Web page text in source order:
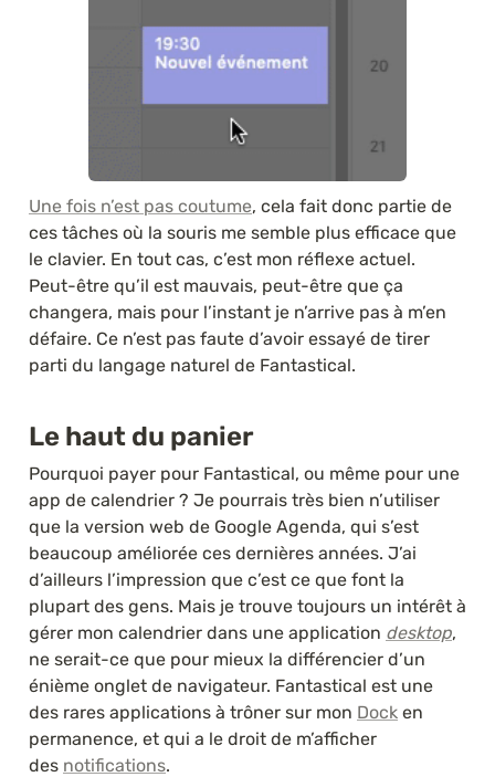
Une fois n’est pas coutume, cela fait donc partie de
ces tâches où la souris me semble plus efficace que
le clavier. En tout cas, c’est mon réflexe actuel.
Peut-être qu’il est mauvais, peut-être que ça
changera, mais pour l’instant je n’arrive pas à m’en
défaire. Ce n’est pas faute d’avoir essayé de tirer
parti du langage naturel de Fantastical.
Le haut du panier
Pourquoi payer pour Fantastical, ou même pour une
app de calendrier ? Je pourrais très bien n’utiliser
que la version web de Google Agenda, qui s’est
beaucoup améliorée ces dernières années. J’ai
d’ailleurs l’impression que c’est ce que font la
plupart des gens. Mais je trouve toujours un intérêt à
gérer mon calendrier dans une application desktop,
ne serait-ce que pour mieux la différencier d’un
énième onglet de navigateur. Fantastical est une
des rares applications à trôner sur mon Dock en
permanence, et qui a le droit de m’afficher
des notifications.